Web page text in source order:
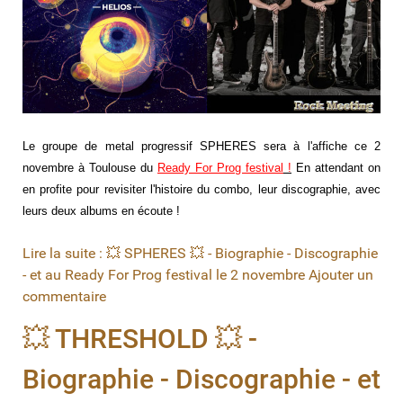
Le groupe de metal progressif SPHERES sera à l'affiche ce 2
novembre à Toulouse du Ready For Prog festival ! En attendant on
en profite pour revisiter l'histoire du combo, leur discographie, avec
leurs deux albums en écoute !
Lire la suite : 💥 SPHERES 💥 - Biographie - Discographie
- et au Ready For Prog festival le 2 novembre Ajouter un
commentaire
💥 THRESHOLD 💥 -
Biographie - Discographie - et